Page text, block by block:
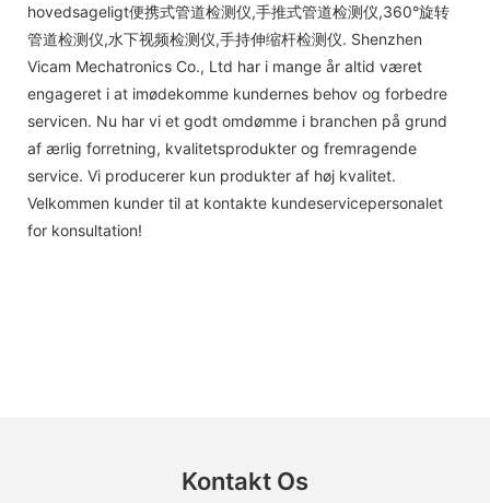
hovedsageligt便携式管道检测仪,手推式管道检测仪,360°旋转
管道检测仪,水下视频检测仪,手持伸缩杆检测仪. Shenzhen
Vicam Mechatronics Co., Ltd har i mange år altid været
engageret i at imødekomme kundernes behov og forbedre
servicen. Nu har vi et godt omdømme i branchen på grund
af ærlig forretning, kvalitetsprodukter og fremragende
service. Vi producerer kun produkter af høj kvalitet.
Velkommen kunder til at kontakte kundeservicepersonalet
for konsultation!
Kontakt Os